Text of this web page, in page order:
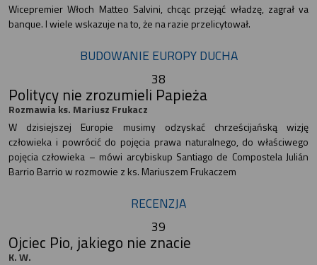
Wicepremier Włoch Matteo Salvini, chcąc przejąć władzę, zagrał va
banque. I wiele wskazuje na to, że na razie przelicytował.
BUDOWANIE EUROPY DUCHA
38
Politycy nie zrozumieli Papieża
Rozmawia ks. Mariusz Frukacz
W dzisiejszej Europie musimy odzyskać chrześcijańską wizję
człowieka i powrócić do pojęcia prawa naturalnego, do właściwego
pojęcia człowieka – mówi arcybiskup Santiago de Compostela Julián
Barrio Barrio w rozmowie z ks. Mariuszem Frukaczem
RECENZJA
39
Ojciec Pio, jakiego nie znacie
K. W.